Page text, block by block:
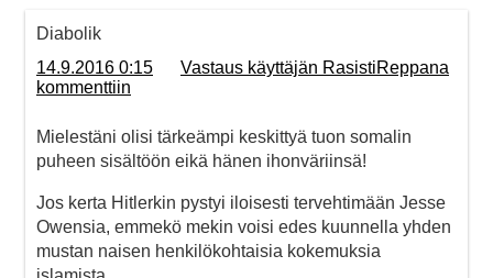
Diabolik
14.9.2016 0:15
Vastaus käyttäjän RasistiReppana
kommenttiin
Mielestäni olisi tärkeämpi keskittyä tuon somalin
puheen sisältöön eikä hänen ihonväriinsä!
Jos kerta Hitlerkin pystyi iloisesti tervehtimään Jesse
Owensia, emmekö mekin voisi edes kuunnella yhden
mustan naisen henkilökohtaisia kokemuksia